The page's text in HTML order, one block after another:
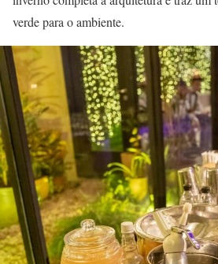
verde para o ambiente.